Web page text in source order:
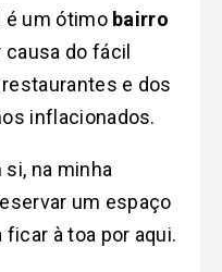
é um ótimo bairro
causa do fácil
e dos
inflacionados.
si, na minha
um espaço
ficar à toa por aqui.